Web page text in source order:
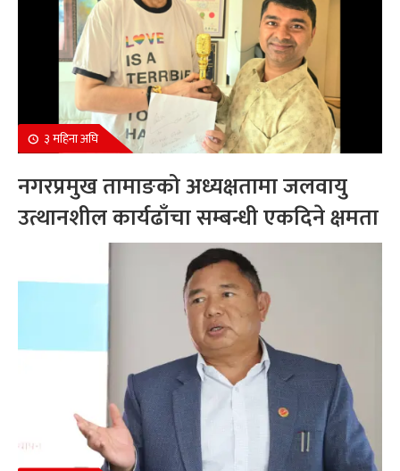
३ महिना अघि
नगरप्रमुख तामाङको अध्यक्षतामा जलवायु
उत्थानशील कार्यढाँचा सम्बन्धी एकदिने क्षमता
अभिवृद्धि कार्यक्रम सम्पन्न